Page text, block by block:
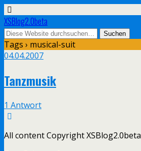
XSBlog2.0beta
Tags › musical-suit
04.04.2007
Tanzmusik
1 Antwort
All content Copyright XSBlog2.0beta